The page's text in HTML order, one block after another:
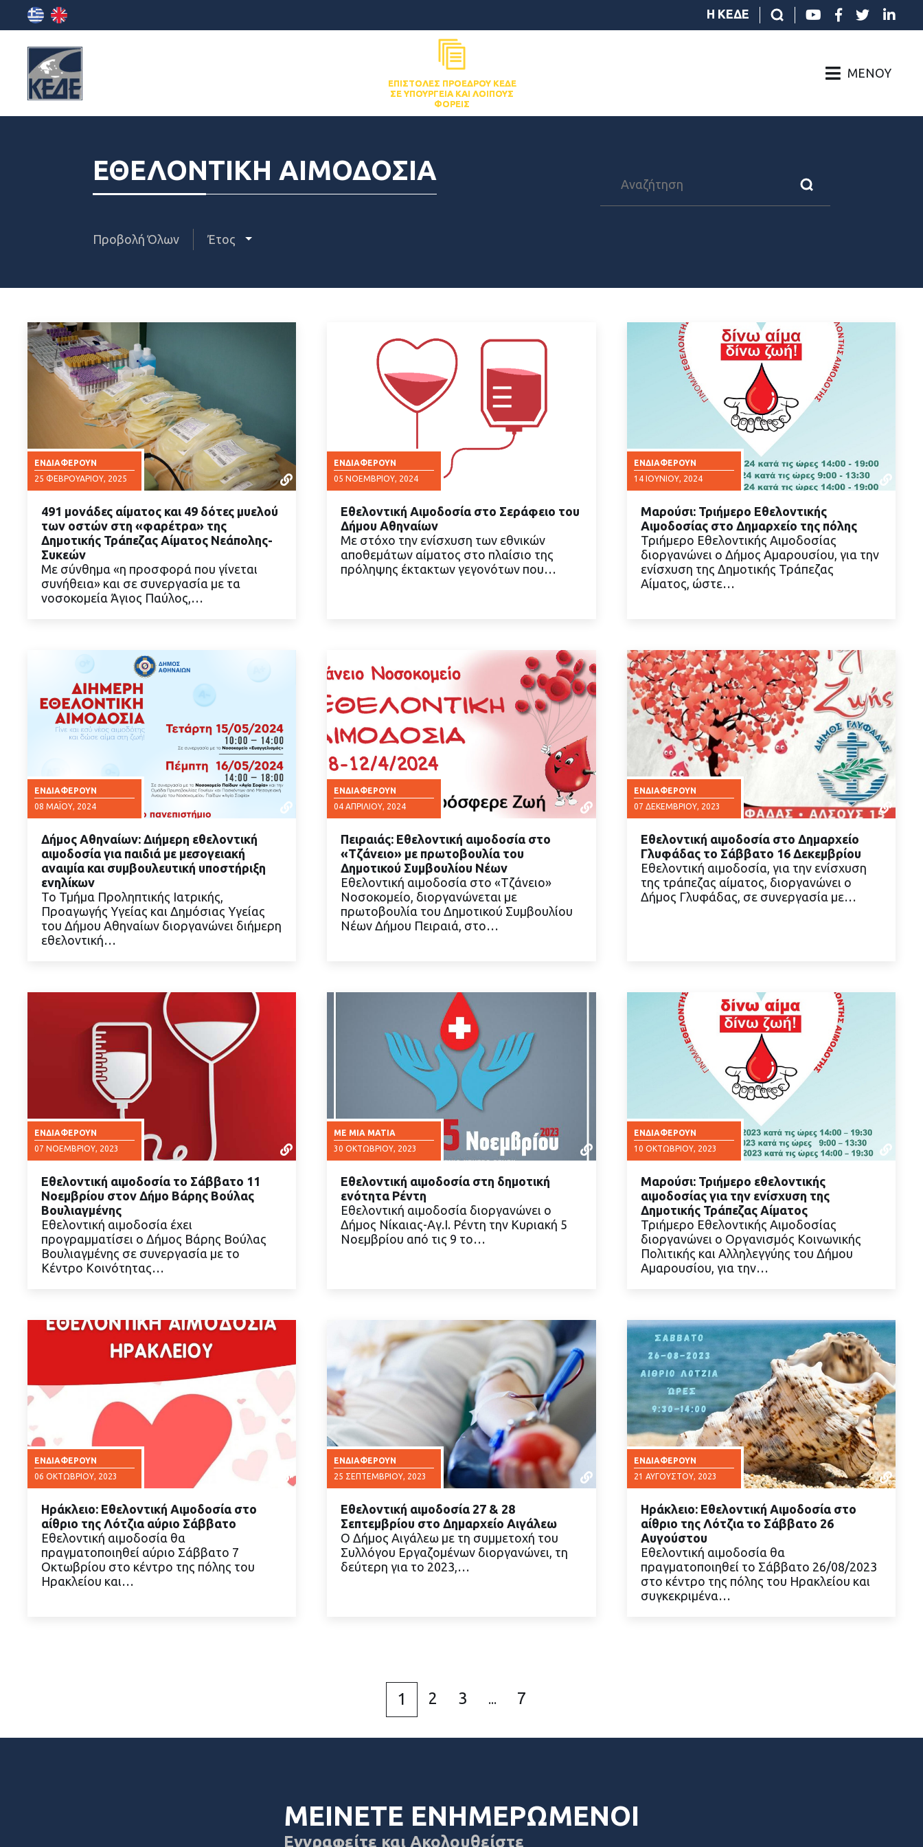
Η ΚΕΔΕ
ΕΠΙΣΤΟΛΈΣ ΠΡΟΈΔΡΟΥ ΚΕΔΕ
ΣΕ ΥΠΟΥΡΓΕΊΑ ΚΑΙ ΛΟΙΠΟΎΣ
ΦΟΡΕΊΣ
ΜΕΝΟΎ
ΕΘΕΛΟΝΤΙΚΗ ΑΙΜΟΔΟΣΙΑ
Προβολή Όλων Έτος
ΕΝΔΙΑΦΈΡΟΥΝ
25 ΦΕΒΡΟΥΑΡΊΟΥ, 2025
ΔΙΑΒΑΣΤΕ ΠΕΡΙΣΣΟΤΕΡΑ
491 μονάδες αίματος και 49 δότες μυελού
των οστών στη «φαρέτρα» της
Δημοτικής Τράπεζας Αίματος Νεάπολης-
Συκεών
Με σύνθημα «η προσφορά που γίνεται
συνήθεια» και σε συνεργασία με τα
νοσοκομεία Άγιος Παύλος,…
ΕΝΔΙΑΦΈΡΟΥΝ
05 ΝΟΕΜΒΡΊΟΥ, 2024
ΔΙΑΒΑΣΤΕ ΠΕΡΙΣΣΟΤΕΡΑ
Εθελοντική Αιμοδοσία στο Σεράφειο του
Δήμου Αθηναίων
Με στόχο την ενίσχυση των εθνικών
αποθεμάτων αίματος στο πλαίσιο της
πρόληψης έκτακτων γεγονότων που…
ΕΝΔΙΑΦΈΡΟΥΝ
14 ΙΟΥΝΊΟΥ, 2024
ΔΙΑΒΑΣΤΕ ΠΕΡΙΣΣΟΤΕΡΑ
Μαρούσι: Τριήμερο Εθελοντικής
Αιμοδοσίας στο Δημαρχείο της πόλης
Τριήμερο Εθελοντικής Αιμοδοσίας
διοργανώνει ο Δήμος Αμαρουσίου, για την
ενίσχυση της Δημοτικής Τράπεζας
Αίματος, ώστε…
ΕΝΔΙΑΦΈΡΟΥΝ
08 ΜΑΪ́ΟΥ, 2024
ΔΙΑΒΑΣΤΕ ΠΕΡΙΣΣΟΤΕΡΑ
Δήμος Αθηναίων: Διήμερη εθελοντική
αιμοδοσία για παιδιά με μεσογειακή
αναιμία και συμβουλευτική υποστήριξη
ενηλίκων
Το Τμήμα Προληπτικής Ιατρικής,
Προαγωγής Υγείας και Δημόσιας Υγείας
του Δήμου Αθηναίων διοργανώνει διήμερη
εθελοντική…
ΕΝΔΙΑΦΈΡΟΥΝ
04 ΑΠΡΙΛΊΟΥ, 2024
ΔΙΑΒΑΣΤΕ ΠΕΡΙΣΣΟΤΕΡΑ
Πειραιάς: Εθελοντική αιμοδοσία στο
«Τζάνειο» με πρωτοβουλία του
Δημοτικού Συμβουλίου Νέων
Εθελοντική αιμοδοσία στο «Τζάνειο»
Νοσοκομείο, διοργανώνεται με
πρωτοβουλία του Δημοτικού Συμβουλίου
Νέων Δήμου Πειραιά, στο…
ΕΝΔΙΑΦΈΡΟΥΝ
07 ΔΕΚΕΜΒΡΊΟΥ, 2023
ΔΙΑΒΑΣΤΕ ΠΕΡΙΣΣΟΤΕΡΑ
Εθελοντική αιμοδοσία στο Δημαρχείο
Γλυφάδας το Σάββατο 16 Δεκεμβρίου
Εθελοντική αιμοδοσία, για την ενίσχυση
της τράπεζας αίματος, διοργανώνει ο
Δήμος Γλυφάδας, σε συνεργασία με…
ΕΝΔΙΑΦΈΡΟΥΝ
07 ΝΟΕΜΒΡΊΟΥ, 2023
ΔΙΑΒΑΣΤΕ ΠΕΡΙΣΣΟΤΕΡΑ
Εθελοντική αιμοδοσία το Σάββατο 11
Νοεμβρίου στον Δήμο Βάρης Βούλας
Βουλιαγμένης
Εθελοντική αιμοδοσία έχει
προγραμματίσει ο Δήμος Βάρης Βούλας
Βουλιαγμένης σε συνεργασία με το
Κέντρο Κοινότητας…
ΜΕ ΜΙΑ ΜΑΤΙΆ
30 ΟΚΤΩΒΡΊΟΥ, 2023
ΔΙΑΒΑΣΤΕ ΠΕΡΙΣΣΟΤΕΡΑ
Εθελοντική αιμοδοσία στη δημοτική
ενότητα Ρέντη
Εθελοντική αιμοδοσία διοργανώνει ο
Δήμος Νίκαιας-Αγ.Ι. Ρέντη την Κυριακή 5
Νοεμβρίου από τις 9 το…
ΕΝΔΙΑΦΈΡΟΥΝ
10 ΟΚΤΩΒΡΊΟΥ, 2023
ΔΙΑΒΑΣΤΕ ΠΕΡΙΣΣΟΤΕΡΑ
Μαρούσι: Τριήμερο εθελοντικής
αιμοδοσίας για την ενίσχυση της
Δημοτικής Τράπεζας Αίματος
Τριήμερο Εθελοντικής Αιμοδοσίας
διοργανώνει ο Οργανισμός Κοινωνικής
Πολιτικής και Αλληλεγγύης του Δήμου
Αμαρουσίου, για την…
ΕΝΔΙΑΦΈΡΟΥΝ
06 ΟΚΤΩΒΡΊΟΥ, 2023
ΔΙΑΒΑΣΤΕ ΠΕΡΙΣΣΟΤΕΡΑ
Ηράκλειο: Εθελοντική Αιμοδοσία στο
αίθριο της Λότζια αύριο Σάββατο
Εθελοντική αιμοδοσία θα
πραγματοποιηθεί αύριο Σάββατο 7
Οκτωβρίου στο κέντρο της πόλης του
Ηρακλείου και…
ΕΝΔΙΑΦΈΡΟΥΝ
25 ΣΕΠΤΕΜΒΡΊΟΥ, 2023
ΔΙΑΒΑΣΤΕ ΠΕΡΙΣΣΟΤΕΡΑ
Εθελοντική αιμοδοσία 27 & 28
Σεπτεμβρίου στο Δημαρχείο Αιγάλεω
Ο Δήμος Αιγάλεω με τη συμμετοχή του
Συλλόγου Εργαζομένων διοργανώνει, τη
δεύτερη για το 2023,…
ΕΝΔΙΑΦΈΡΟΥΝ
21 ΑΥΓΟΎΣΤΟΥ, 2023
ΔΙΑΒΑΣΤΕ ΠΕΡΙΣΣΟΤΕΡΑ
Ηράκλειο: Εθελοντική Αιμοδοσία στο
αίθριο της Λότζια το Σάββατο 26
Αυγούστου
Εθελοντική αιμοδοσία θα
πραγματοποιηθεί το Σάββατο 26/08/2023
στο κέντρο της πόλης του Ηρακλείου και
συγκεκριμένα…
1 2 3 ... 7
ΜΕΙΝΕΤΕ ΕΝΗΜΕΡΩΜΕΝΟΙ
Εγγραφείτε και Ακολουθείστε